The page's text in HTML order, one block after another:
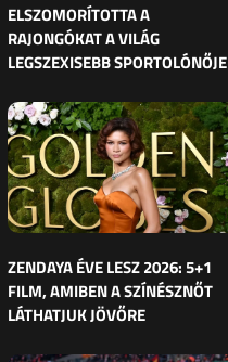
ELSZOMORÍTOTTA A
RAJONGÓKAT A VILÁG
LEGSZEXISEBB SPORTOLÓNŐJE
ZENDAYA ÉVE LESZ 2026: 5+1
FILM, AMIBEN A SZÍNÉSZNŐT
LÁTHATJUK JÖVŐRE